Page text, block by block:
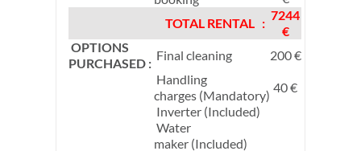
TOTAL RENTAL :
7244
€
OPTIONS
PURCHASED :
Final cleaning
200 €
Handling
charges (Mandatory)
40 €
Inverter (Included)
Water
maker (Included)